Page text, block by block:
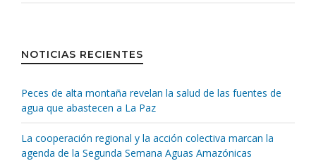
NOTICIAS RECIENTES
Peces de alta montaña revelan la salud de las fuentes de
agua que abastecen a La Paz
La cooperación regional y la acción colectiva marcan la
agenda de la Segunda Semana Aguas Amazónicas